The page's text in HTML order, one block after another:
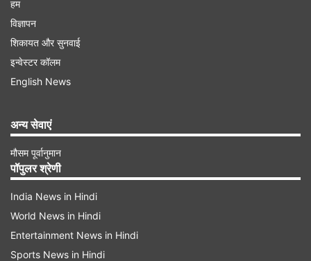
हम
विज्ञापन
शिकायत और सुनवाई
इन्वेस्टर कॉलम
English News
अन्य सेवाएं
मौसम पूर्वानुमान
पॉपुलर श्रेणी
India News in Hindi
World News in Hindi
Entertainment News in Hindi
Sports News in Hindi